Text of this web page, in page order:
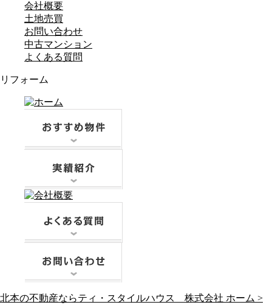
会社概要
土地売買
お問い合わせ
中古マンション
よくある質問
リフォーム
北本の不動産ならティ・スタイルハウス 株式会社 ホーム >